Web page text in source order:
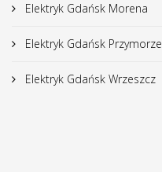
Elektryk Gdańsk Morena
Elektryk Gdańsk Przymorze
Elektryk Gdańsk Wrzeszcz